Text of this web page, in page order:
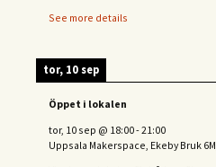
See more details
tor, 10 sep
Öppet i lokalen
tor, 10 sep @ 18:00-21:00
Uppsala Makerspace, Ekeby Bruk